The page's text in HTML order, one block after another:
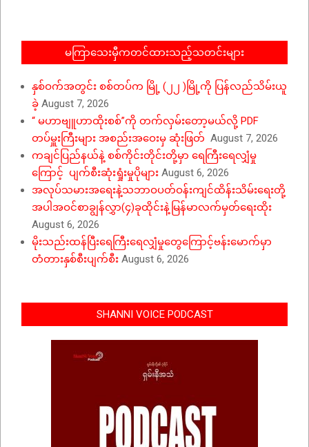
မကြာသေးမှီကတင်ထားသည့်သတင်းများ
နှစ်ဝက်အတွင်း စစ်တပ်က မြို့ (၂၂ )မြို့ကို ပြန်လည်သိမ်းယူ
ခဲ့ August 7, 2026
“ မဟာဗျူဟာထိုးစစ်”ကို တက်လှမ်းတော့မယ်လို့ PDF
တပ်မှူးကြီးများ အစည်းအဝေးမှ ဆုံးဖြတ် August 7, 2026
ကချင်ပြည်နယ်နဲ့ စစ်ကိုင်းတိုင်းတို့မှာ ရေကြီးရေလျှံမှု
ကြောင့် ပျက်စီးဆုံးရှုံးမှုပိုများ August 6, 2026
အလုပ်သမားအရေးနဲ့သဘာဝပတ်ဝန်းကျင်ထိန်းသိမ်းရေးတို့
အပါအဝင်စာချွန်လွှာ(၄)ခုထိုင်းနဲ့မြန်မာလက်မှတ်ရေးထိုး
August 6, 2026
မိုးသည်းထန်ပြီးရေကြီးရေလျှံမှုတွေကြောင့်ဗန်းမောက်မှာ
တံတားနှစ်စီးပျက်စီး August 6, 2026
SHANNI VOICE PODCAST